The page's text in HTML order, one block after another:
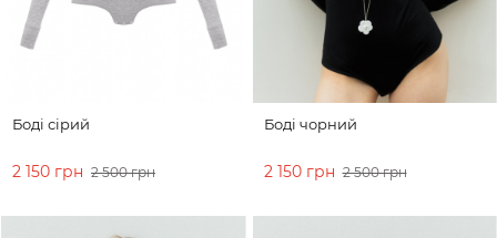
Боді сірий
2 150 грн 2 500 грн
ДО КОШИКА
Боді чорний
2 150 грн 2 500 грн
ДО КОШИКА